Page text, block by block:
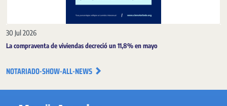
30 Jul 2026
La compraventa de viviendas decreció un 11,8% en mayo
NOTARIADO-SHOW-ALL-NEWS